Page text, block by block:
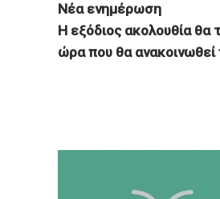
Νέα ενημέρωση
Η εξόδιος ακολουθία θα
ώρα που θα